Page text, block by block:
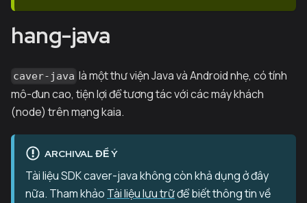
hang-java
caver-java là một thư viện Java và Android nhẹ, có tính
mô-đun cao, tiện lợi để tương tác với các máy khách
(node) trên mạng kaia.
ARCHIVAL ĐỂ Ý
Tài liệu SDK caver-java không còn khả dụng ở đây
nữa. Tham khảo Tài liệu lưu trữđể biết thông tin về